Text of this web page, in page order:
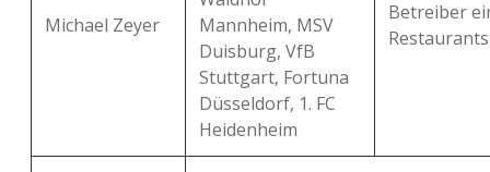
Michael Zeyer
Mannheim, MSV
Duisburg, VfB
Stuttgart, Fortuna
Düsseldorf, 1. FC
Heidenheim
Betreiber